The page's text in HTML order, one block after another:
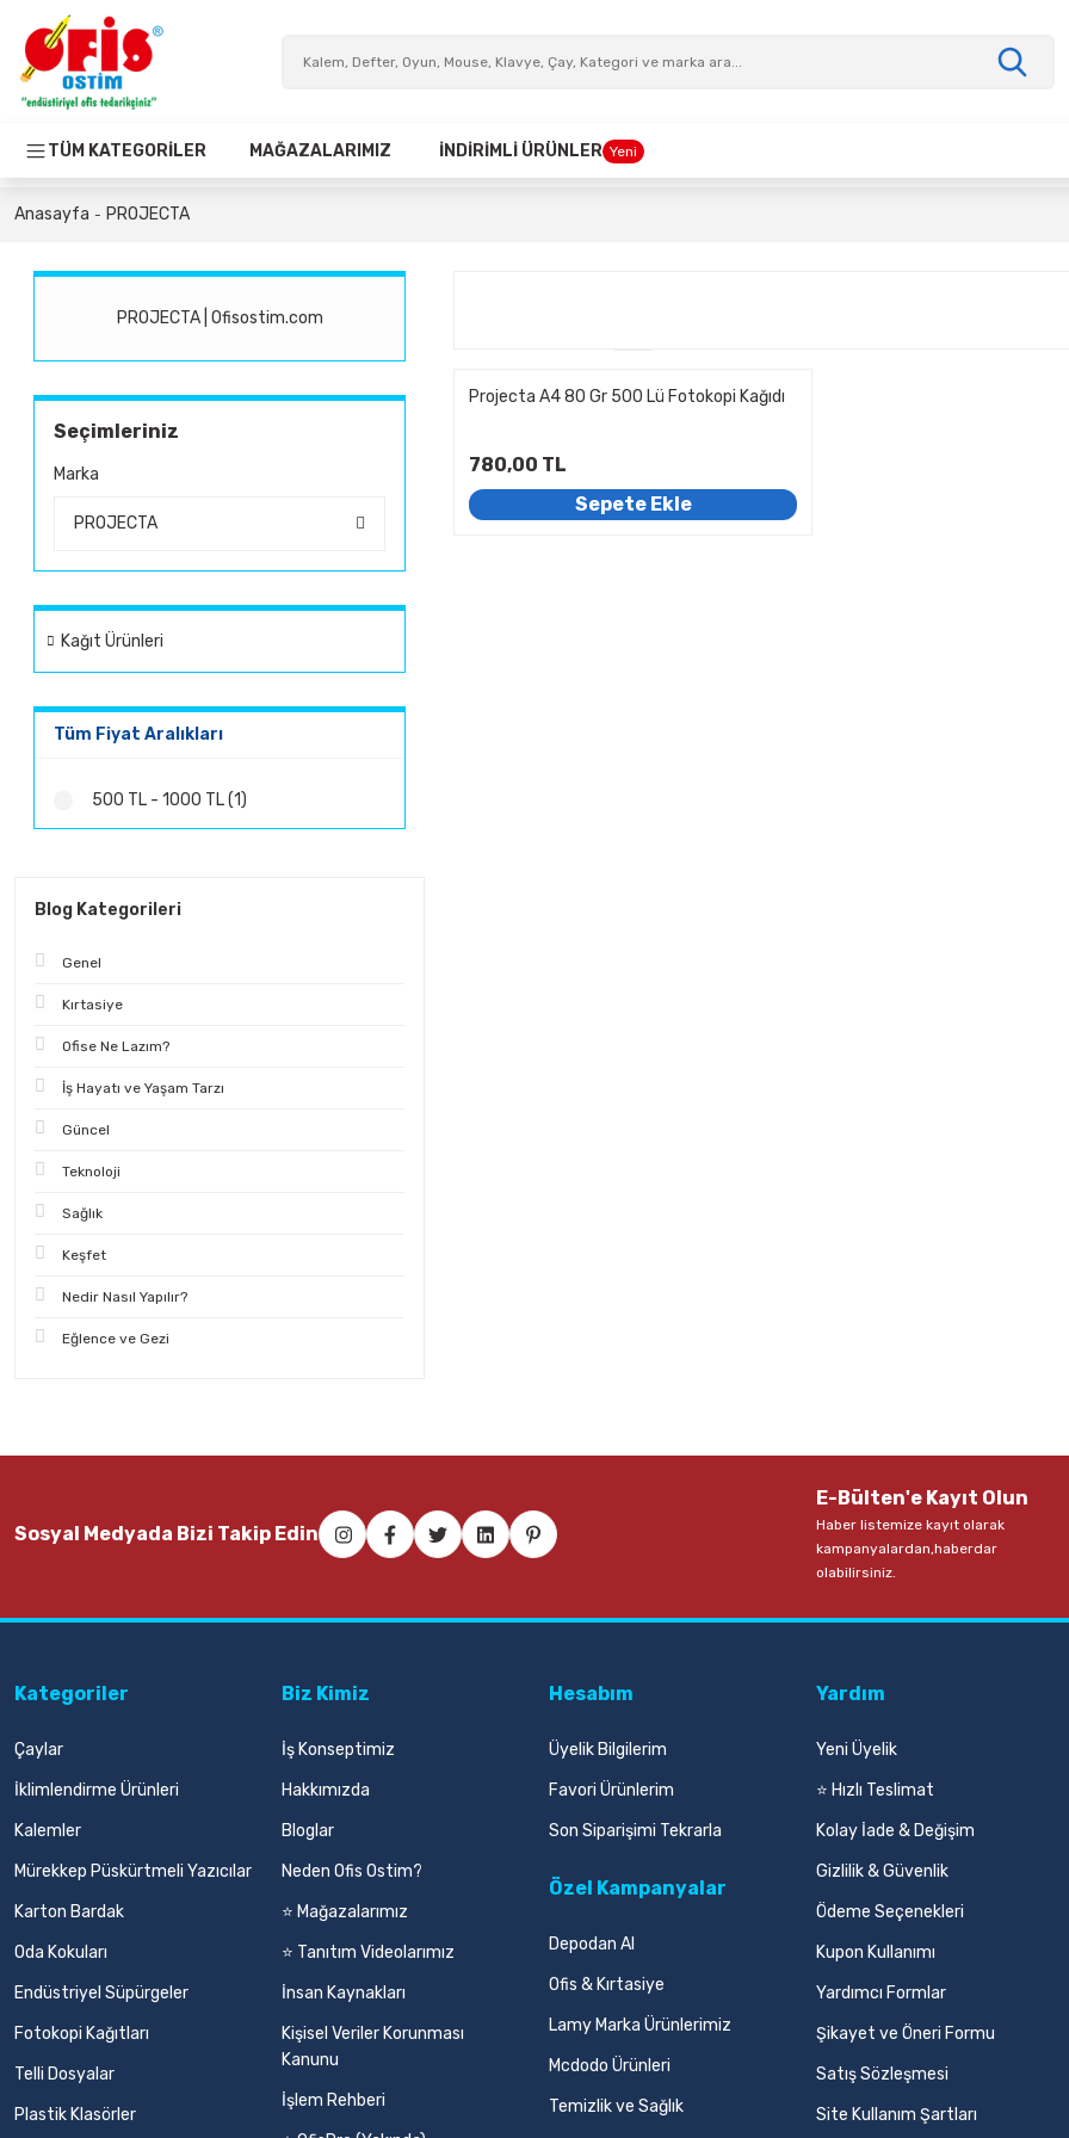
TÜM KATEGORİLER MAĞAZALARIMIZ İNDİRİMLİ ÜRÜNLER Yeni
Anasayfa PROJECTA
PROJECTA | Ofisostim.com
Seçimleriniz
Marka
PROJECTA
Kağıt Ürünleri
Tüm Fiyat Aralıkları
500 TL - 1000 TL (1)
Blog Kategorileri
Genel
Kırtasiye
Ofise Ne Lazım?
İş Hayatı ve Yaşam Tarzı
Güncel
Teknoloji
Sağlık
Keşfet
Nedir Nasıl Yapılır?
Eğlence ve Gezi
Projecta A4 80 Gr 500 Lü Fotokopi Kağıdı
780,00 TL
Sepete Ekle
Sosyal Medyada Bizi Takip Edin
E-Bülten'e Kayıt Olun
Haber listemize kayıt olarak
kampanyalardan,haberdar
olabilirsiniz.
Kategoriler
Çaylar
İklimlendirme Ürünleri
Kalemler
Mürekkep Püskürtmeli Yazıcılar
Karton Bardak
Oda Kokuları
Endüstriyel Süpürgeler
Fotokopi Kağıtları
Telli Dosyalar
Plastik Klasörler
Biz Kimiz
İş Konseptimiz
Hakkımızda
Bloglar
Neden Ofis Ostim?
⭐ Mağazalarımız
⭐ Tanıtım Videolarımız
İnsan Kaynakları
Kişisel Veriler Korunması
Kanunu
İşlem Rehberi
Hesabım
Üyelik Bilgilerim
Favori Ürünlerim
Son Siparişimi Tekrarla
Özel Kampanyalar
Depodan Al
Ofis & Kırtasiye
Lamy Marka Ürünlerimiz
Mcdodo Ürünleri
Temizlik ve Sağlık
Yardım
Yeni Üyelik
⭐ Hızlı Teslimat
Kolay İade & Değişim
Gizlilik & Güvenlik
Ödeme Seçenekleri
Kupon Kullanımı
Yardımcı Formlar
Şikayet ve Öneri Formu
Satış Sözleşmesi
Site Kullanım Şartları